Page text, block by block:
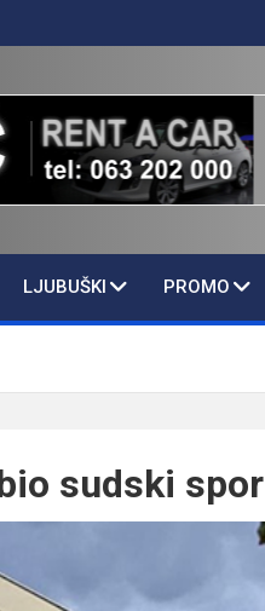
LJUBUŠKI PROMO
sudski spor